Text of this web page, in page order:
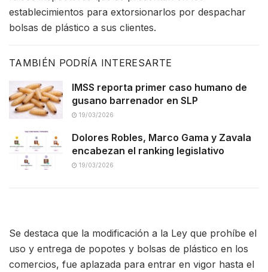
establecimientos para extorsionarlos por despachar
bolsas de plástico a sus clientes.
TAMBIÉN PODRÍA INTERESARTE
IMSS reporta primer caso humano de
gusano barrenador en SLP
19/03/2026
Dolores Robles, Marco Gama y Zavala
encabezan el ranking legislativo
19/03/2026
Se destaca que la modificación a la Ley que prohíbe el
uso y entrega de popotes y bolsas de plástico en los
comercios, fue aplazada para entrar en vigor hasta el